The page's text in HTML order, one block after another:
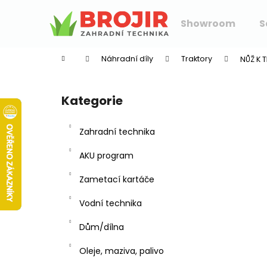
Showroom
Náhradní díly Traktory NŮŽ K
Přeskočit
kategorie
Kategorie
Zahradní technika
AKU program
Zametací kartáče
Vodní technika
Dům/dílna
Oleje, maziva, palivo
Zpět
Zpět